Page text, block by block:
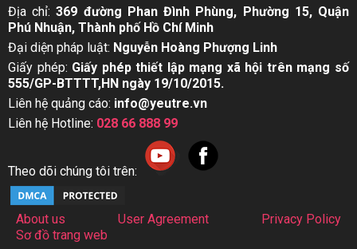
Địa chỉ:369 đường Phan Đình Phùng, Phường 15, Quận
Phú Nhuận, Thành phố Hồ Chí Minh
Đại diện pháp luật: Nguyễn Hoàng Phượng Linh
Giấy phép: Giấy phép thiết lập mạng xã hội trên mạng số
555/GP-BTTTT,HN ngày 19/10/2015.
Liên hệ quảng cáo: info@yeutre.vn
Liên hệ Hotline: 028 66 888 99
Theo dõi chúng tôi trên:
About us User Agreement
Privacy Policy
Sơ đồ trang web